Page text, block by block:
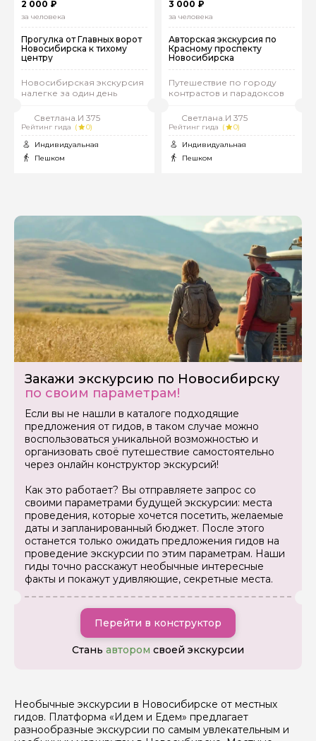
2 000 ₽
за человека
Прогулка от Главных ворот
Новосибирска к тихому
центру
Новосибирская экскурсия
налегке за один день
Светлана.И 375
Рейтинг гида (
0)
Индивидуальная
Пешком
3 000 ₽
за человека
Авторская экскурсия по
Красному проспекту
Новосибирска
Путешествие по городу
контрастов и парадоксов
Светлана.И 375
Рейтинг гида (
0)
Индивидуальная
Пешком
Закажи экскурсию по Новосибирску
по своим параметрам!
Если вы не нашли в каталоге подходящие
предложения от гидов, в таком случае можно
воспользоваться уникальной возможностью и
организовать своё путешествие самостоятельно
через онлайн конструктор экскурсий!
Как это работает? Вы отправляете запрос со
своими параметрами будущей экскурсии: места
проведения, которые хочется посетить, желаемые
даты и запланированный бюджет. После этого
останется только ожидать предложения гидов на
проведение экскурсии по этим параметрам. Наши
гиды точно расскажут необычные интересные
факты и покажут удивляющие, секретные места.
Перейти в конструктор
Стань автором своей экскурсии
Необычные экскурсии в Новосибирске от местных
гидов. Платформа «Идем и Едем» предлагает
разнообразные экскурсии по самым увлекательным и
Задайте свой вопрос гиду
Ваш номер телефона
Вопросы и комментарии
Если у вас есть интересующие вопросы, можете их
задать
Я даю своё согласие на обработку персональных
данных
Отправить